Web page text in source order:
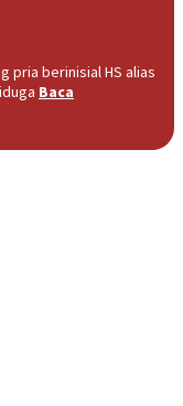
pria berinisial HS alias
Baca